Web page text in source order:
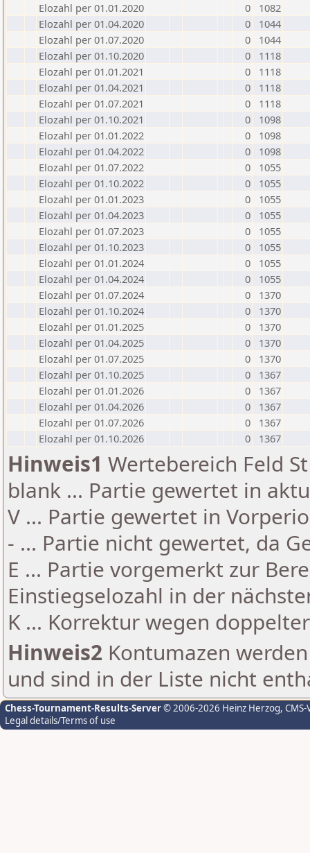
Elozahl per 01.01.2020
0
1082
Elozahl per 01.04.2020
0
1044
Elozahl per 01.07.2020
0
1044
Elozahl per 01.10.2020
0
1118
Elozahl per 01.01.2021
0
1118
Elozahl per 01.04.2021
0
1118
Elozahl per 01.07.2021
0
1118
Elozahl per 01.10.2021
0
1098
Elozahl per 01.01.2022
0
1098
Elozahl per 01.04.2022
0
1098
Elozahl per 01.07.2022
0
1055
Elozahl per 01.10.2022
0
1055
Elozahl per 01.01.2023
0
1055
Elozahl per 01.04.2023
0
1055
Elozahl per 01.07.2023
0
1055
Elozahl per 01.10.2023
0
1055
Elozahl per 01.01.2024
0
1055
Elozahl per 01.04.2024
0
1055
Elozahl per 01.07.2024
0
1370
Elozahl per 01.10.2024
0
1370
Elozahl per 01.01.2025
0
1370
Elozahl per 01.04.2025
0
1370
Elozahl per 01.07.2025
0
1370
Elozahl per 01.10.2025
0
1367
Elozahl per 01.01.2026
0
1367
Elozahl per 01.04.2026
0
1367
Elozahl per 01.07.2026
0
1367
Elozahl per 01.10.2026
0 1367
Hinweis1 Wertebereich Feld
blank ... Partie gewertet in
V ... Partie gewertet in
- ... Partie nicht gewertet, da
E ... Partie vorgemerkt zur
Einstiegselozahl in der
K ... Korrektur wegen
Hinweis2 Kontumazen
und sind in der Liste nicht
Chess-Tournament-Results-Server© 2006-2026 Heinz Herzog,
Legal details/Terms of use